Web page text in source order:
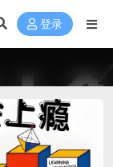
登录